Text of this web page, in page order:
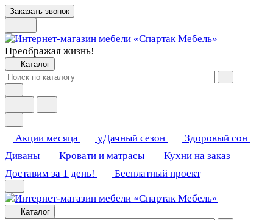
Заказать звонок
Преображая жизнь!
Каталог
Акции месяца уДачный сезон
Здоровый сон
Диваны
Кровати и матрасы
Кухни на заказ
Доставим за 1 день!
Бесплатный проект
Каталог